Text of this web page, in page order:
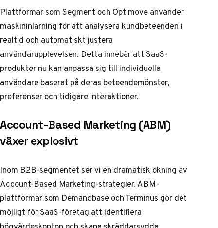
Plattformar som Segment och Optimove använder
maskininlärning för att analysera kundbeteenden i
realtid och automatiskt justera
användarupplevelsen. Detta innebär att SaaS-
produkter nu kan anpassa sig till individuella
användare baserat på deras beteendemönster,
preferenser och tidigare interaktioner.
Account-Based Marketing (ABM)
växer explosivt
Inom B2B-segmentet ser vi en dramatisk ökning av
Account-Based Marketing-strategier. ABM-
plattformar som Demandbase och Terminus gör det
möjligt för SaaS-företag att identifiera